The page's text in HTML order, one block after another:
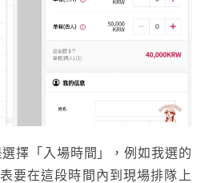
擇「入場時間」，例如我選的
要在這段時間內到現場排隊上